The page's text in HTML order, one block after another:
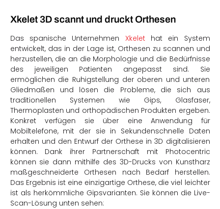
Xkelet 3D scannt und druckt Orthesen
Das spanische Unternehmen Xkelet hat ein System
entwickelt, das in der Lage ist, Orthesen zu scannen und
herzustellen, die an die Morphologie und die Bedürfnisse
des jeweiligen Patienten angepasst sind. Sie
ermöglichen die Ruhigstellung der oberen und unteren
Gliedmaßen und lösen die Probleme, die sich aus
traditionellen Systemen wie Gips, Glasfaser,
Thermoplasten und orthopädischen Produkten ergeben.
Konkret verfügen sie über eine Anwendung für
Mobiltelefone, mit der sie in Sekundenschnelle Daten
erhalten und den Entwurf der Orthese in 3D digitalisieren
können. Dank ihrer Partnerschaft mit Photocentric
können sie dann mithilfe des 3D-Drucks von Kunstharz
maßgeschneiderte Orthesen nach Bedarf herstellen.
Das Ergebnis ist eine einzigartige Orthese, die viel leichter
ist als herkömmliche Gipsvarianten. Sie können die Live-
Scan-Lösung unten sehen: